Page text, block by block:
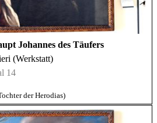
Johannes des Täufers
(Werkstatt)
14
der Herodias)